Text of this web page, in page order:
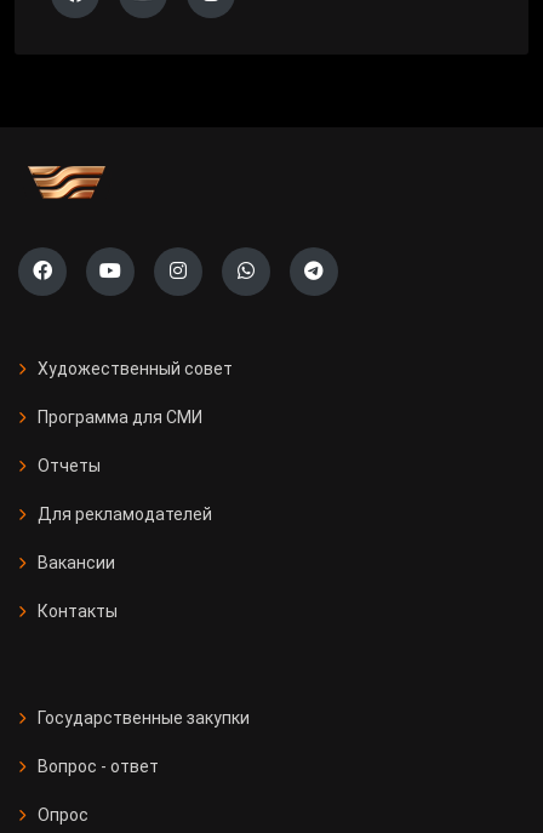
Художественный совет
Программа для СМИ
Отчеты
Для рекламодателей
Вакансии
Контакты
Государственные закупки
Вопрос - ответ
Опрос